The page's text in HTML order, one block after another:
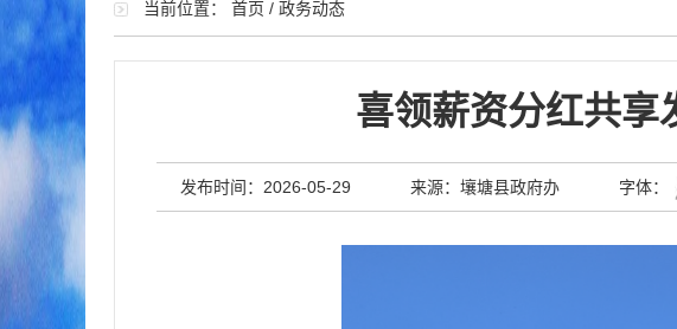
当前位置： 首页 / 政务动态
喜领薪资分红共享
发布时间：2026-05-29 来源：壤塘县政府办 字体：